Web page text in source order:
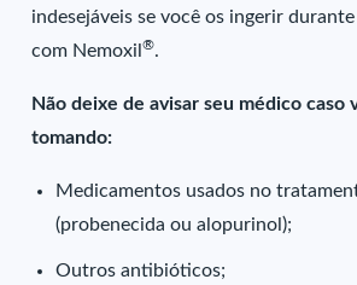
indesejáveis se você os ingerir
com Nemoxil®.
Não deixe de avisar seu médico caso
tomando:
Medicamentos usados no
(probenecida ou alopurinol);
Outros antibióticos;